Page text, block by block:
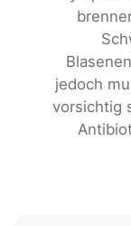
jedoch
vorsichtig